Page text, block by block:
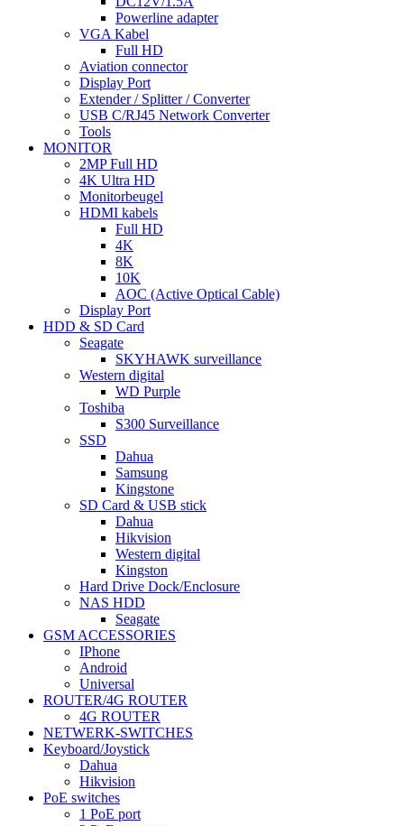
Powerline adapter
VGA Kabel
Full HD
Aviation connector
Display Port
Extender / Splitter / Converter
USB C/RJ45 Network Converter
Tools
MONITOR
2MP Full HD
4K Ultra HD
Monitorbeugel
HDMI kabels
Full HD
4K
8K
10K
AOC (Active Optical Cable)
Display Port
HDD & SD Card
Seagate
SKYHAWK surveillance
Western digital
WD Purple
Toshiba
S300 Surveillance
SSD
Dahua
Samsung
Kingstone
SD Card & USB stick
Dahua
Hikvision
Western digital
Kingston
Hard Drive Dock/Enclosure
NAS HDD
Seagate
GSM ACCESSORIES
IPhone
Android
Universal
ROUTER/4G ROUTER
4G ROUTER
NETWERK-SWITCHES
Keyboard/Joystick
Dahua
Hikvision
PoE switches
1 PoE port